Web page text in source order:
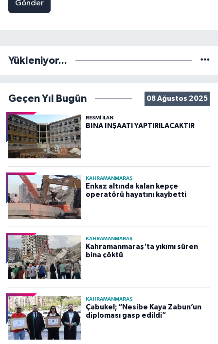
Gönder
Yükleniyor...
Geçen Yıl Bugün 08 Ağustos 2025
RESMİ İLAN
BİNA İNŞAATI YAPTIRILACAKTIR
KAHRAMANMARAŞ
Enkaz altında kalan kepçe
operatörü hayatını kaybetti
KAHRAMANMARAŞ
Kahramanmaraş'ta yıkımı süren
bina çöktü
KAHRAMANMARAŞ
Çabukel; “Nesibe Kaya Zabun’un
diploması gasp edildi”